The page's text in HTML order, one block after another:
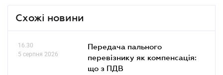
Схожі новини
16.30
5 серпня 2026
Передача пального
перевізнику як компенсація:
що з ПДВ